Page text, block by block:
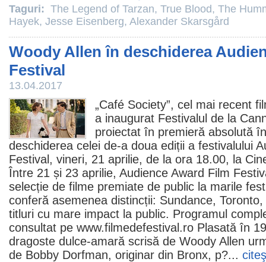
Taguri: The Legend of Tarzan, True Blood, The
Hayek, Jesse Eisenberg, Alexander Skarsgård
Woody Allen în deschiderea
Festival
13.04.2017
„Café Society”, cel mai recent
a inaugurat Festivalul de la
proiectat în premieră absolută
deschiderea celei de-a doua ediții a festivalului
Festival, vineri, 21 aprilie, de la ora 18.00, la
Între 21 și 23 aprilie, Audience Award Film
selecție de filme premiate de public la marile
conferă asemenea distincții: Sundance,
titluri cu mare impact la public. Programul
consultat pe www.filmedefestival.ro Plasată în
dragoste dulce-amară scrisă de Woody Allen
de Bobby Dorfman, originar din Bronx, p?...